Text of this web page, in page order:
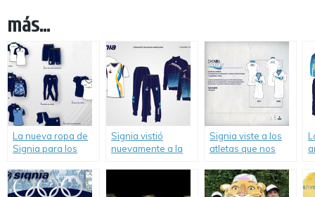
más...
La nueva ropa de
Signia para los
Panamericanos de
Toronto.
Signia vistió
nuevamente a la
Signia viste a los
atletas que nos
los Juegos
Panamericanos.